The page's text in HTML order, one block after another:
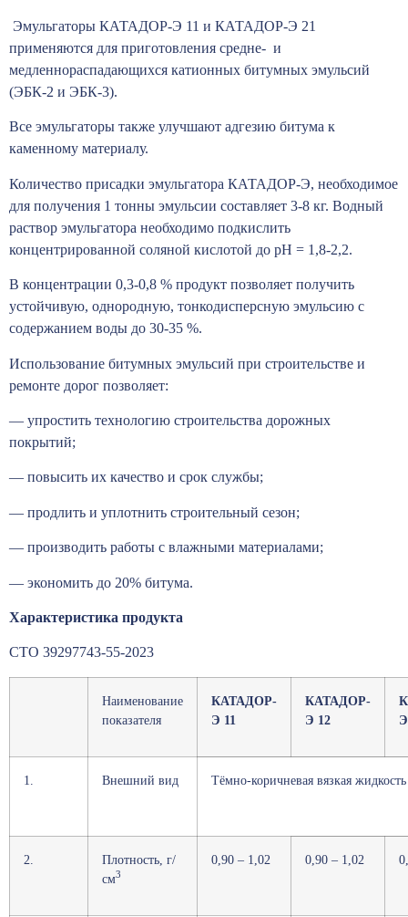
Эмульгаторы КАТАДОР-Э 11 и КАТАДОР-Э 21
применяются для приготовления средне- и
медленнораспадающихся катионных битумных эмульсий
(ЭБК-2 и ЭБК-3).
Все эмульгаторы также улучшают адгезию битума к
каменному материалу.
Количество присадки эмульгатора КАТАДОР-Э, необходимое
для получения 1 тонны эмульсии составляет 3-8 кг. Водный
раствор эмульгатора необходимо подкислить
концентрированной соляной кислотой до рН = 1,8-2,2.
В концентрации 0,3-0,8 % продукт позволяет получить
устойчивую, однородную, тонкодисперсную эмульсию с
содержанием воды до 30-35 %.
Использование битумных эмульсий при строительстве и
ремонте дорог позволяет:
— упростить технологию строительства дорожных
покрытий;
— повысить их качество и срок службы;
— продлить и уплотнить строительный сезон;
— производить работы с влажными материалами;
— экономить до 20% битума.
Характеристика продукта
СТО 39297743-55-2023
Наименование
показателя
КАТАДОР-
Э 11
КАТАДОР-
Э 12
1. Внешний вид Тёмно-коричневая вязкая жидкость
2.
Плотность, г/
см3
0,90 – 1,02 0,90 – 1,02